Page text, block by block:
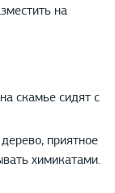
на
на скамье сидят с
приятное
химикатами.